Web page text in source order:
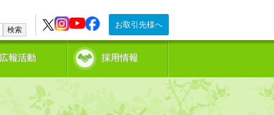
お取引先様へ
検索
報活動 採用情報